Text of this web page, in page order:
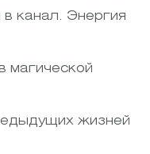
в канал. Энергия
магической
жизней